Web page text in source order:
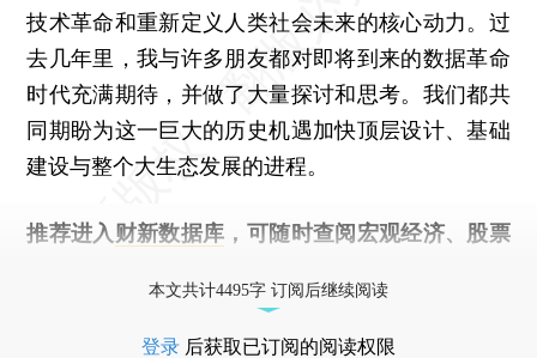
技术革命和重新定义人类社会未来的核心动力。过
去几年里，我与许多朋友都对即将到来的数据革命
时代充满期待，并做了大量探讨和思考。我们都共
同期盼为这一巨大的历史机遇加快顶层设计、基础
建设与整个大生态发展的进程。
推荐进入 财新数据库 ，可随时查阅宏观经济、股票
本文共计4495字 订阅后继续阅读
登录 后获取已订阅的阅读权限